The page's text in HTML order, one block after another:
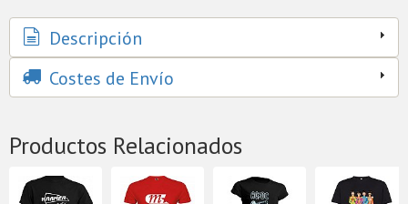
Descripción
Costes de Envío
Productos Relacionados